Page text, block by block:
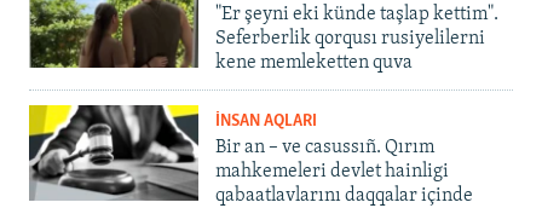
"Er şeyni eki künde taşlap kettim".
Seferberlik qorqusı rusiyelilerni
kene memleketten quva
İNSAN AQLARI
Bir an – ve casussıñ. Qırım
mahkemeleri devlet hainligi
qabaatlavlarını daqqalar içinde